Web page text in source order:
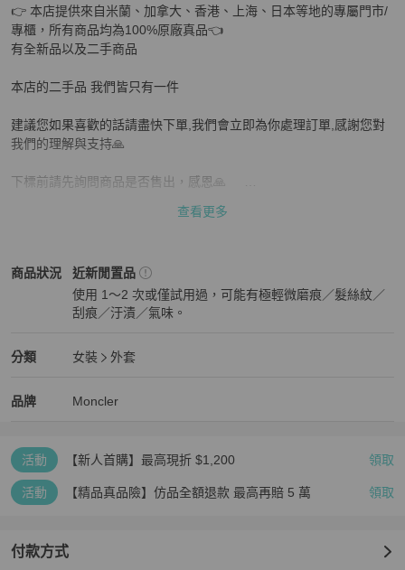
關於Moncler Tibb黑色羽絨背心 全新閒置 商品詳情與購買須知
👉 本店提供來自米蘭、加拿大、香港、上海、日本等地的專屬門市/
專櫃，所有商品均為100%原廠真品👈
有全新品以及二手商品
本店的二手品 我們皆只有一件
建議您如果喜歡的話請盡快下單,我們會立即為你處理訂單,感謝您對
我們的理解與支持🙏
下標前請先詢問商品是否售出，感恩🙏
下單前請先確認好尺寸唷
查看更多
商品狀況
Moncler女裝商品狀態與細節
近新閒置品
使用 1～2 次或僅試用過，可能有極輕微磨痕／髮絲紋／
刮痕／汙漬／氣味。
分類
Moncler 女裝分類資訊
女裝
外套
品牌
Moncler 精品女裝品牌介紹
Moncler
Moncler 推薦清單
活動 【新人首購】最高現折 $1,200 領取
活動 【精品真品險】仿品全額退款 最高再賠 5 萬 領取
付款方式